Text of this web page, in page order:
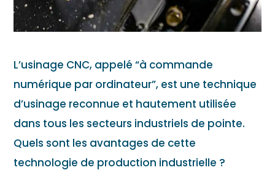
L’usinage CNC, appelé “à commande
numérique par ordinateur”, est une technique
d’usinage reconnue et hautement utilisée
dans tous les secteurs industriels de pointe.
Quels sont les avantages de cette
technologie de production industrielle ?